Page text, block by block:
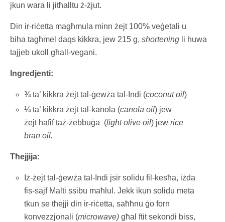
jkun wara li jitħalltu ż-żjut.
Din ir-riċetta magħmula minn żejt 100% veġetali u
biha tagħmel daqs kikkra, jew 215 g, shortening li huwa
tajjeb ukoll għall-vegani.
Ingredjenti:
¾ ta’ kikkra żejt tal-ġewża tal-Indi (coconut oil)
¼ ta’ kikkra żejt tal-kanola (canola oil) jew
żejt ħafif taż-żebbuġa (light olive oil) jewrice
bran oil.
Tħejjija:
Iż-żejt tal-ġewża tal-Indi jsir solidu fil-kesħa, iżda
fis-sajf Malti ssibu maħlul. Jekk ikun solidu meta
tkun se tħejji din ir-riċetta, saħħnu ġo forn
konvezzjonali (microwave) għal ftit sekondi biss,